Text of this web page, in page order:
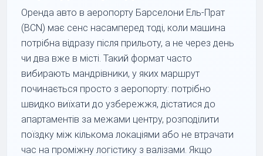
Оренда авто в аеропорту Барселони Ель-Прат
(BCN) має сенс насамперед тоді, коли машина
потрібна відразу після прильоту, а не через день
чи два вже в місті. Такий формат часто
вибирають мандрівники, у яких маршрут
починається просто з аеропорту: потрібно
швидко виїхати до узбережжя, дістатися до
апартаментів за межами центру, розподілити
поїздку між кількома локаціями або не втрачати
час на проміжну логістику з валізами. Якщо